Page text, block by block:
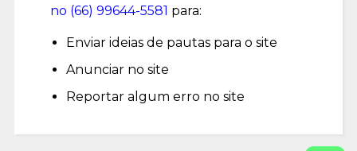
no (66) 99644-5581 para:
Enviar ideias de pautas para o site
Anunciar no site
Reportar algum erro no site